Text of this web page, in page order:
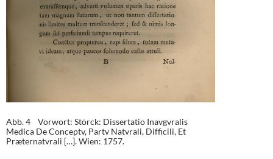
Abb. 4 Vorwort: Störck: Dissertatio Inavgvralis
Medica De Conceptv, Partv Natvrali, Difficili, Et
Præternatvrali […]. Wien: 1757.